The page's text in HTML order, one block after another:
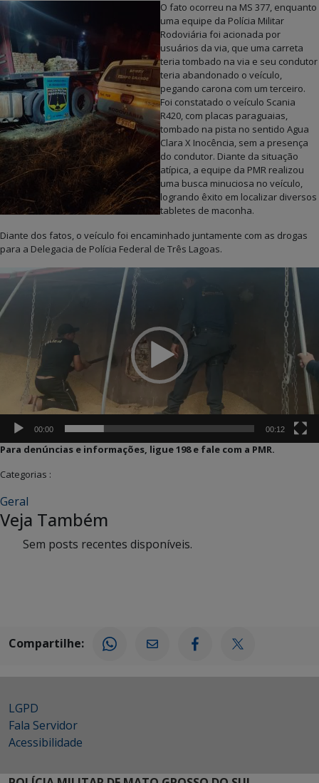
O fato ocorreu na MS 377, enquanto
uma equipe da Polícia Militar
Rodoviária foi acionada por
usuários da via, que uma carreta
teria tombado na via e seu condutor
teria abandonado o veículo,
pegando carona com um terceiro.
Foi constatado o veículo Scania
R420, com placas paraguaias,
tombado na pista no sentido Agua
Clara X Inocência, sem a presença
do condutor. Diante da situação
atípica, a equipe da PMR realizou
uma busca minuciosa no veículo,
logrando êxito em localizar diversos
tabletes de maconha.
Diante dos fatos, o veículo foi encaminhado juntamente com as drogas
para a Delegacia de Polícia Federal de Três Lagoas.
Tocador
de
vídeo
00:00 00:12
Para denúncias e informações, ligue 198 e fale com a PMR.
Categorias :
Geral
Veja Também
Sem posts recentes disponíveis.
Compartilhe:
LGPD
Fala Servidor
Acessibilidade